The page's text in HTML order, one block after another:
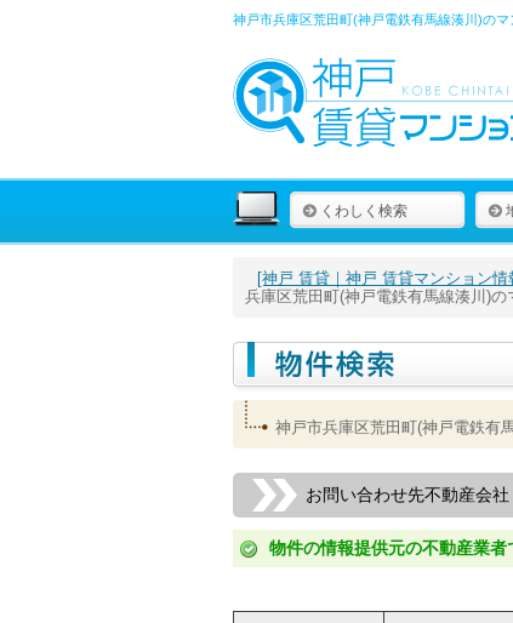
神戸市兵庫区荒田町(神戸電鉄有馬線湊川)の
くわしく検索
[神戸 賃貸｜神戸 賃貸マンション
兵庫区荒田町(神戸電鉄有馬線湊川)
神戸市兵庫区荒田町(神戸電鉄有
お問い合わせ先不動産会社
物件の情報提供元の不動産業者